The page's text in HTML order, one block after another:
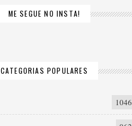
ME SEGUE NO INSTA!
CATEGORIAS POPULARES
1046